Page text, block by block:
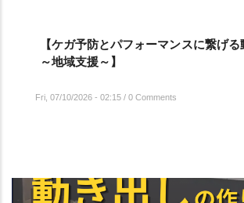
【ケガ予防とパフォーマンスに繋げ
～地域支援～】
Fri, 07/10/2026 - 02:15 / 0 Comments